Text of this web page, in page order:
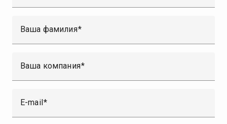
Ваша фамилия
Ваша компания
E-mail